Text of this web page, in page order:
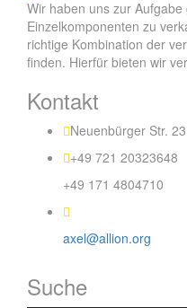
Wir haben uns zur
Einzelkomponenten zu
richtige Kombination der
finden. Hierfür bieten wir
Kontakt
Neuenbürger Str.
+49 721 20323648
+49 171 4804710
axel@allion.org
Suche